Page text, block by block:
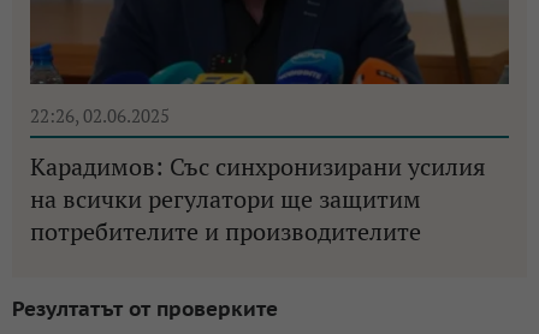
22:26, 02.06.2025
Карадимов: Със синхронизирани усилия
на всички регулатори ще защитим
потребителите и производителите
Резултатът от проверките